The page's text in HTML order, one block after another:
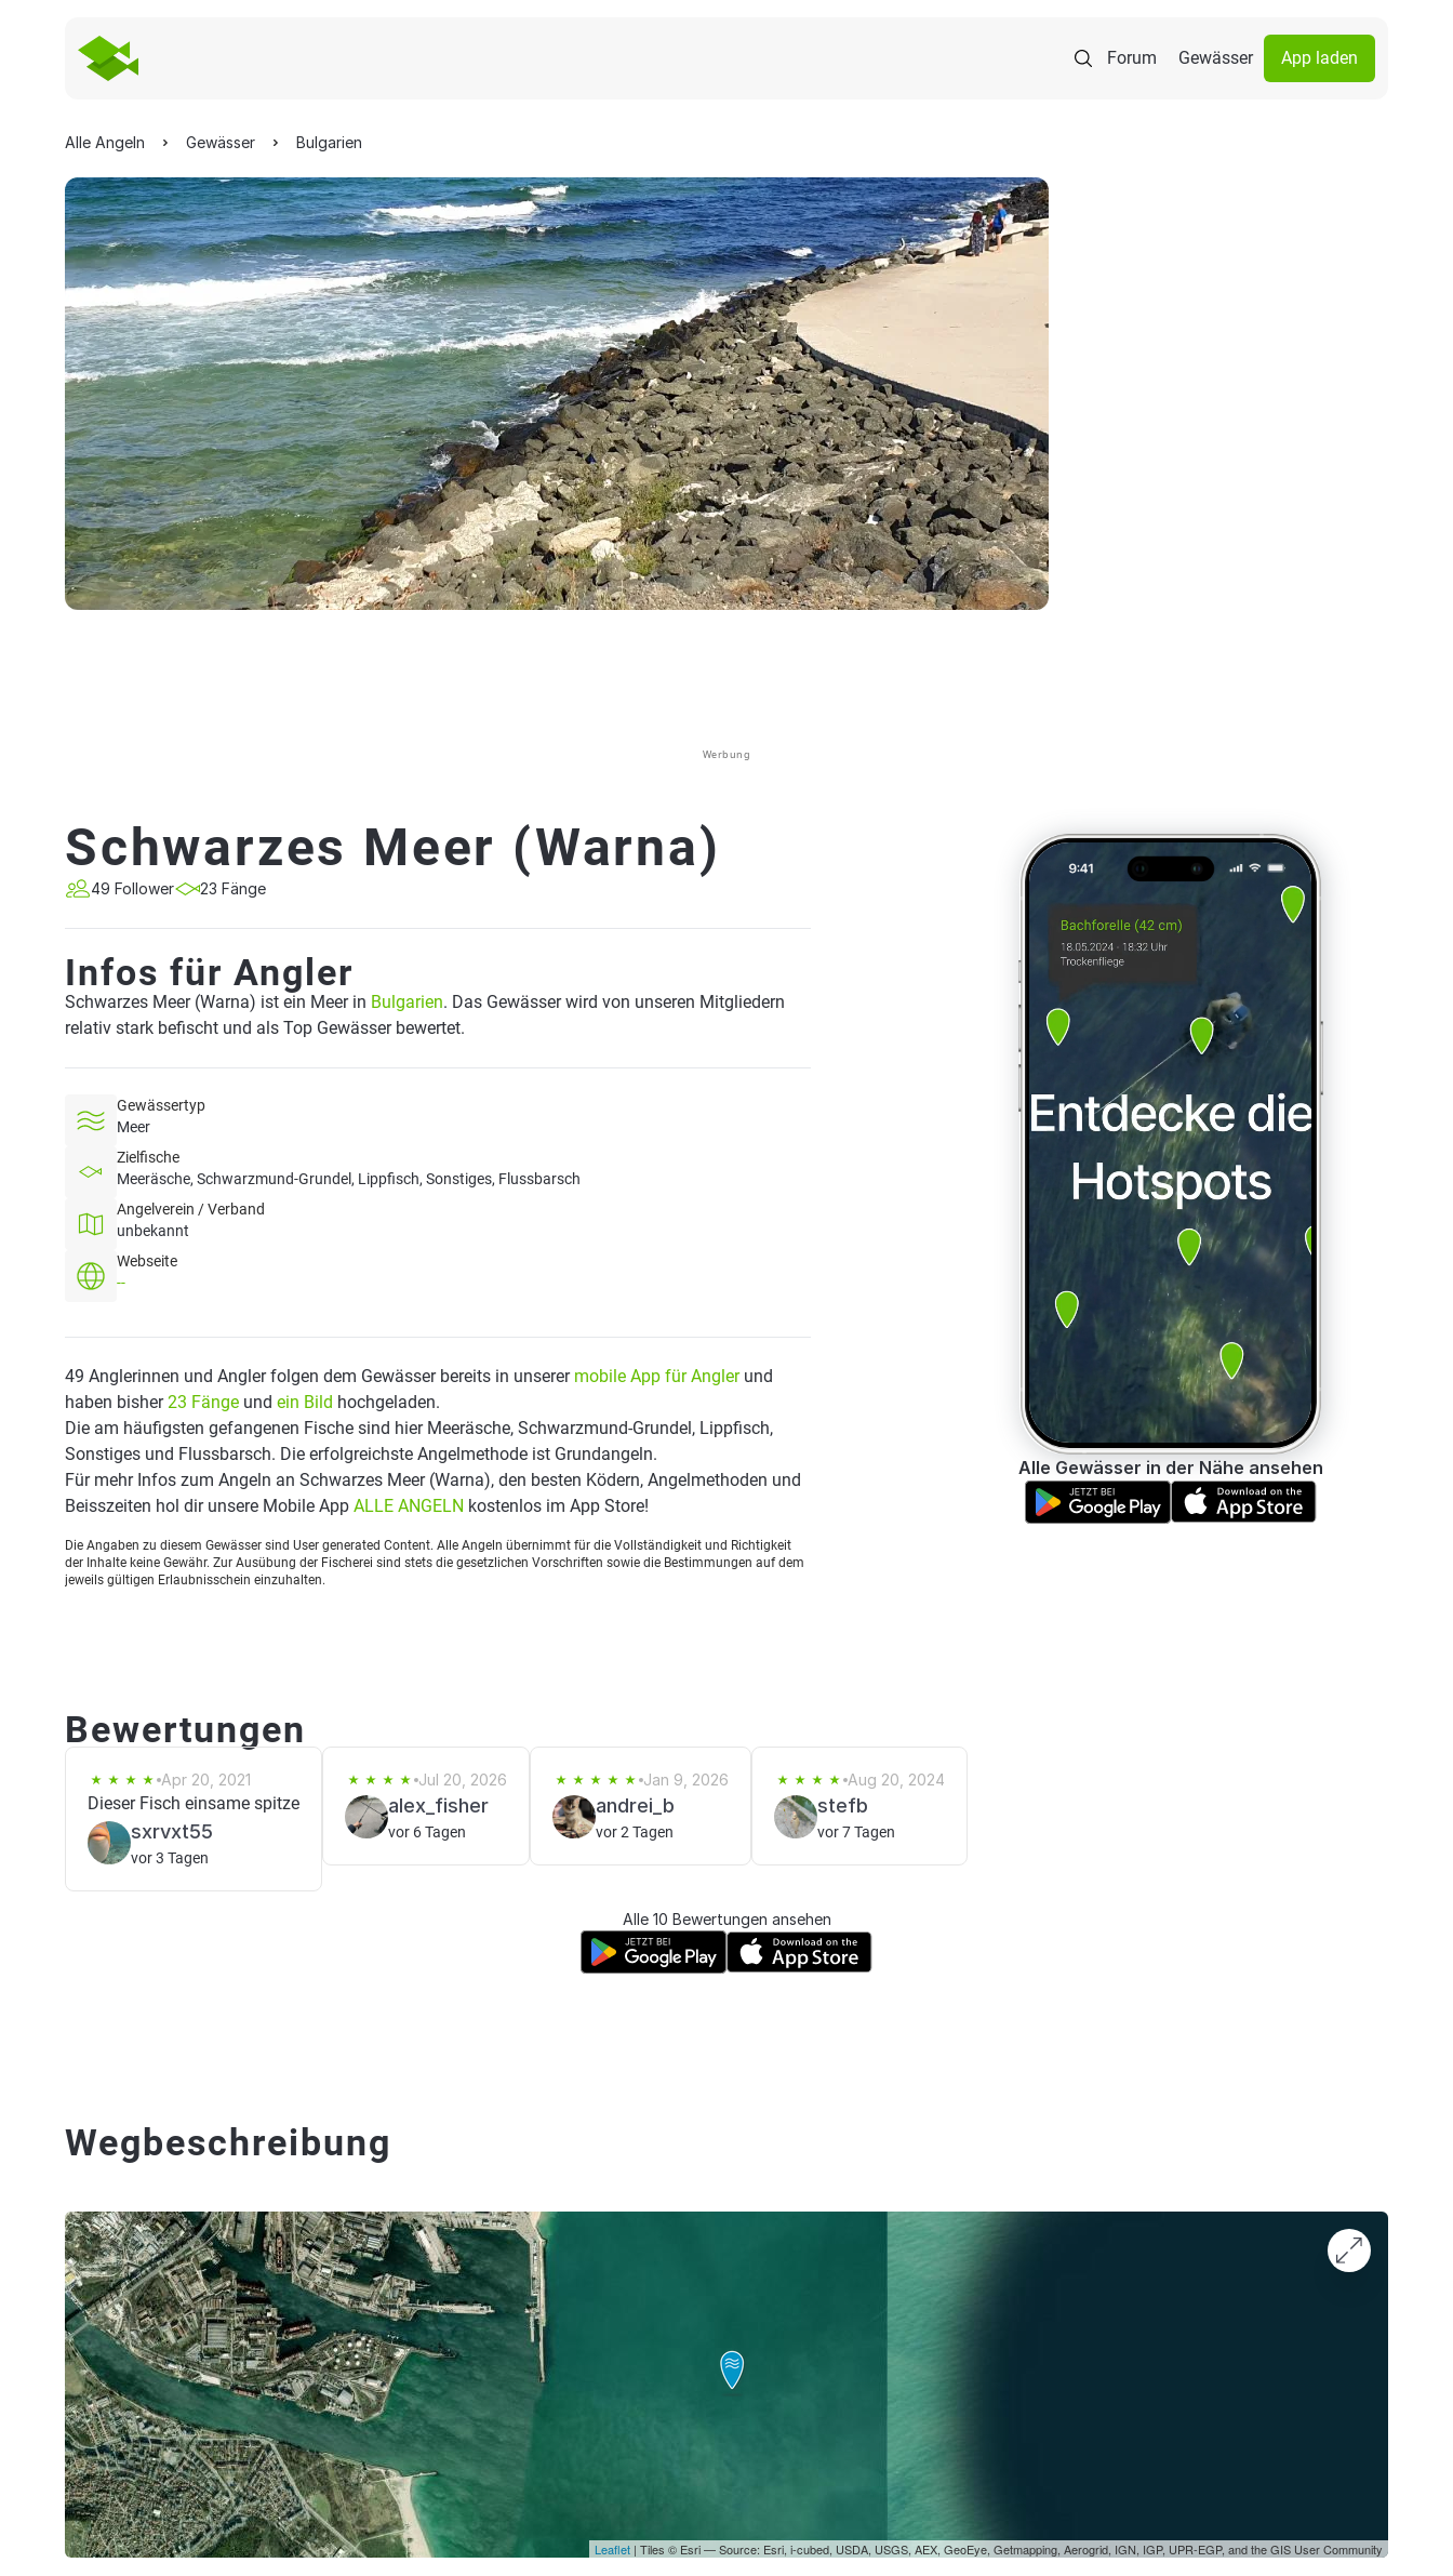
Forum Gewässer App laden
Alle Angeln Gewässer Bulgarien
Werbung
Schwarzes Meer (Warna)
49 Follower 23 Fänge
Infos für Angler
Schwarzes Meer (Warna) ist ein Meer in Bulgarien. Das Gewässer wird von unseren Mitgliedern
relativ stark befischt und als Top Gewässer bewertet.
Gewässertyp
Meer
Zielfische
Meeräsche, Schwarzmund-Grundel, Lippfisch, Sonstiges, Flussbarsch
Angelverein / Verband
unbekannt
Webseite
--
49 Anglerinnen und Angler folgen dem Gewässer bereits in unserer mobile App für Anglerund
haben bisher23 Fänge und ein Bild hochgeladen.
Die am häufigsten gefangenen Fische sind hier Meeräsche, Schwarzmund-Grundel, Lippfisch,
Sonstiges und Flussbarsch. Die erfolgreichste Angelmethode ist Grundangeln.
Für mehr Infos zum Angeln an Schwarzes Meer (Warna), den besten Ködern, Angelmethoden und
Beisszeiten hol dir unsere Mobile App ALLE ANGELN kostenlos im App Store!
Die Angaben zu diesem Gewässer sind User generated Content. Alle Angeln übernimmt für die Vollständigkeit und Richtigkeit
der Inhalte keine Gewähr. Zur Ausübung der Fischerei sind stets die gesetzlichen Vorschriften sowie die Bestimmungen auf dem
jeweils gültigen Erlaubnisschein einzuhalten.
Alle Gewässer in der Nähe ansehen
Bewertungen
Apr 20, 2021
Dieser Fisch einsame spitze
sxrvxt55
vor 3 Tagen
Jul 20, 2026
alex_fisher
vor 6 Tagen
Jan 9, 2026
andrei_b
vor 2 Tagen
Aug 20, 2024
stefb
vor 7 Tagen
Alle 10 Bewertungen ansehen
Wegbeschreibung
Leaflet | Tiles © Esri — Source: Esri, i-cubed, USDA, USGS, AEX, GeoEye, Getmapping, Aerogrid, IGN, IGP, UPR-EGP, and the GIS User Community